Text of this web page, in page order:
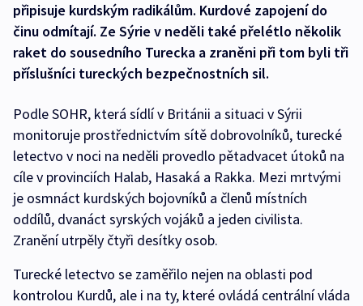
připisuje kurdským radikálům. Kurdové zapojení do
činu odmítají. Ze Sýrie v neděli také přelétlo několik
raket do sousedního Turecka a zraněni při tom byli tři
příslušníci tureckých bezpečnostních sil.
Podle SOHR, která sídlí v Británii a situaci v Sýrii
monitoruje prostřednictvím sítě dobrovolníků, turecké
letectvo v noci na neděli provedlo pětadvacet útoků na
cíle v provinciích Halab, Hasaká a Rakka. Mezi mrtvými
je osmnáct kurdských bojovníků a členů místních
oddílů, dvanáct syrských vojáků a jeden civilista.
Zranění utrpěly čtyři desítky osob.
Turecké letectvo se zaměřilo nejen na oblasti pod
kontrolou Kurdů, ale i na ty, které ovládá centrální vláda